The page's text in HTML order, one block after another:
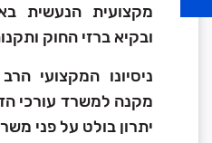
מקצועית הנעשית
ובקיא ברזי החוק
ניסיונו המקצועי
מקנה למשרד עורכי
יתרון בולט על פני